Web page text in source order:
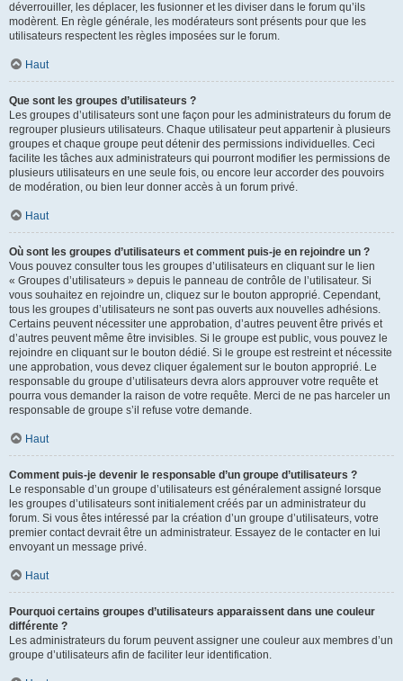
déverrouiller, les déplacer, les fusionner et les diviser dans le forum qu’ils
modèrent. En règle générale, les modérateurs sont présents pour que les
utilisateurs respectent les règles imposées sur le forum.
Haut
Que sont les groupes d’utilisateurs ?
Les groupes d’utilisateurs sont une façon pour les administrateurs du forum de
regrouper plusieurs utilisateurs. Chaque utilisateur peut appartenir à plusieurs
groupes et chaque groupe peut détenir des permissions individuelles. Ceci
facilite les tâches aux administrateurs qui pourront modifier les permissions de
plusieurs utilisateurs en une seule fois, ou encore leur accorder des pouvoirs
de modération, ou bien leur donner accès à un forum privé.
Haut
Où sont les groupes d’utilisateurs et comment puis-je en rejoindre un ?
Vous pouvez consulter tous les groupes d’utilisateurs en cliquant sur le lien
« Groupes d’utilisateurs » depuis le panneau de contrôle de l’utilisateur. Si
vous souhaitez en rejoindre un, cliquez sur le bouton approprié. Cependant,
tous les groupes d’utilisateurs ne sont pas ouverts aux nouvelles adhésions.
Certains peuvent nécessiter une approbation, d’autres peuvent être privés et
d’autres peuvent même être invisibles. Si le groupe est public, vous pouvez le
rejoindre en cliquant sur le bouton dédié. Si le groupe est restreint et nécessite
une approbation, vous devez cliquer également sur le bouton approprié. Le
responsable du groupe d’utilisateurs devra alors approuver votre requête et
pourra vous demander la raison de votre requête. Merci de ne pas harceler un
responsable de groupe s’il refuse votre demande.
Haut
Comment puis-je devenir le responsable d’un groupe d’utilisateurs ?
Le responsable d’un groupe d’utilisateurs est généralement assigné lorsque
les groupes d’utilisateurs sont initialement créés par un administrateur du
forum. Si vous êtes intéressé par la création d’un groupe d’utilisateurs, votre
premier contact devrait être un administrateur. Essayez de le contacter en lui
envoyant un message privé.
Haut
Pourquoi certains groupes d’utilisateurs apparaissent dans une couleur
différente ?
Les administrateurs du forum peuvent assigner une couleur aux membres d’un
groupe d’utilisateurs afin de faciliter leur identification.